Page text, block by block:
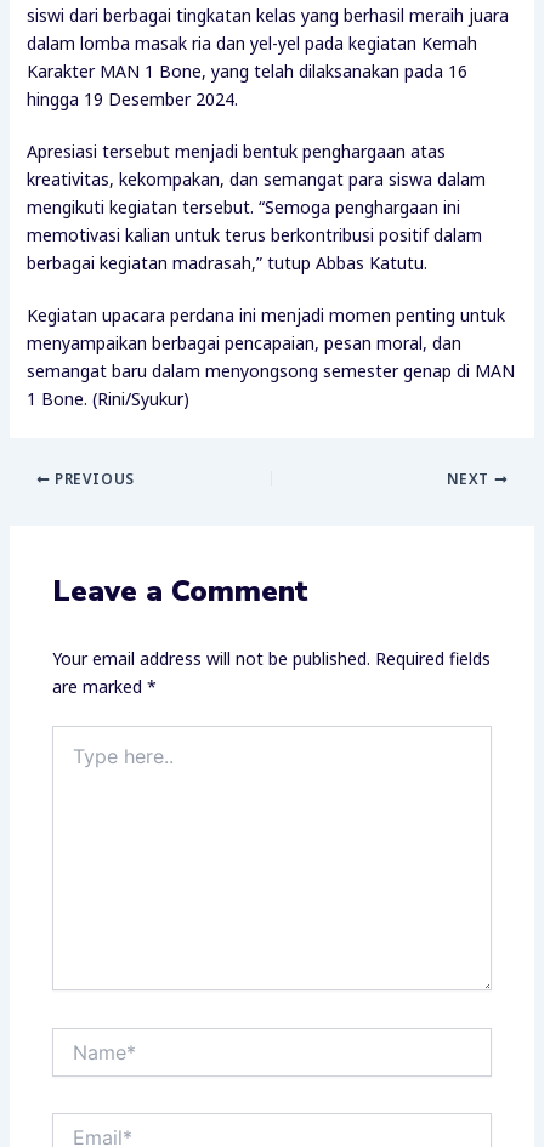
siswi dari berbagai tingkatan kelas yang berhasil meraih juara
dalam lomba masak ria dan yel-yel pada kegiatan Kemah
Karakter MAN 1 Bone, yang telah dilaksanakan pada 16
hingga 19 Desember 2024.
Apresiasi tersebut menjadi bentuk penghargaan atas
kreativitas, kekompakan, dan semangat para siswa dalam
mengikuti kegiatan tersebut. “Semoga penghargaan ini
memotivasi kalian untuk terus berkontribusi positif dalam
berbagai kegiatan madrasah,” tutup Abbas Katutu.
Kegiatan upacara perdana ini menjadi momen penting untuk
menyampaikan berbagai pencapaian, pesan moral, dan
semangat baru dalam menyongsong semester genap di MAN
1 Bone. (Rini/Syukur)
PREVIOUS NEXT
Leave a Comment
Your email address will not be published. Required fields
are marked *
here..